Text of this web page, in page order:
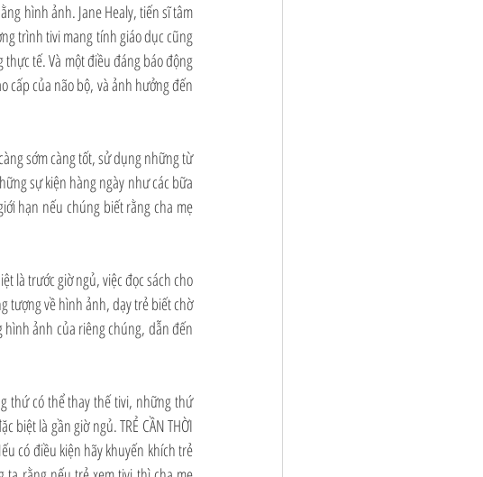
hình ảnh. Jane Healy, tiến sĩ tâm
trình tivi mang tính giáo dục cũng
tế. Và một điều đáng báo động
cấp của não bộ, và ảnh hưởng đến
sớm càng tốt, sử dụng những từ
sự kiện hàng ngày như các bữa
hạn nếu chúng biết rằng cha mẹ
là trước giờ ngủ, việc đọc sách cho
tượng về hình ảnh, dạy trẻ biết chờ
hình ảnh của riêng chúng, dẫn đến
thứ có thể thay thế tivi, những thứ
biệt là gần giờ ngủ. TRẺ CẦN THỜI
có điều kiện hãy khuyến khích trẻ